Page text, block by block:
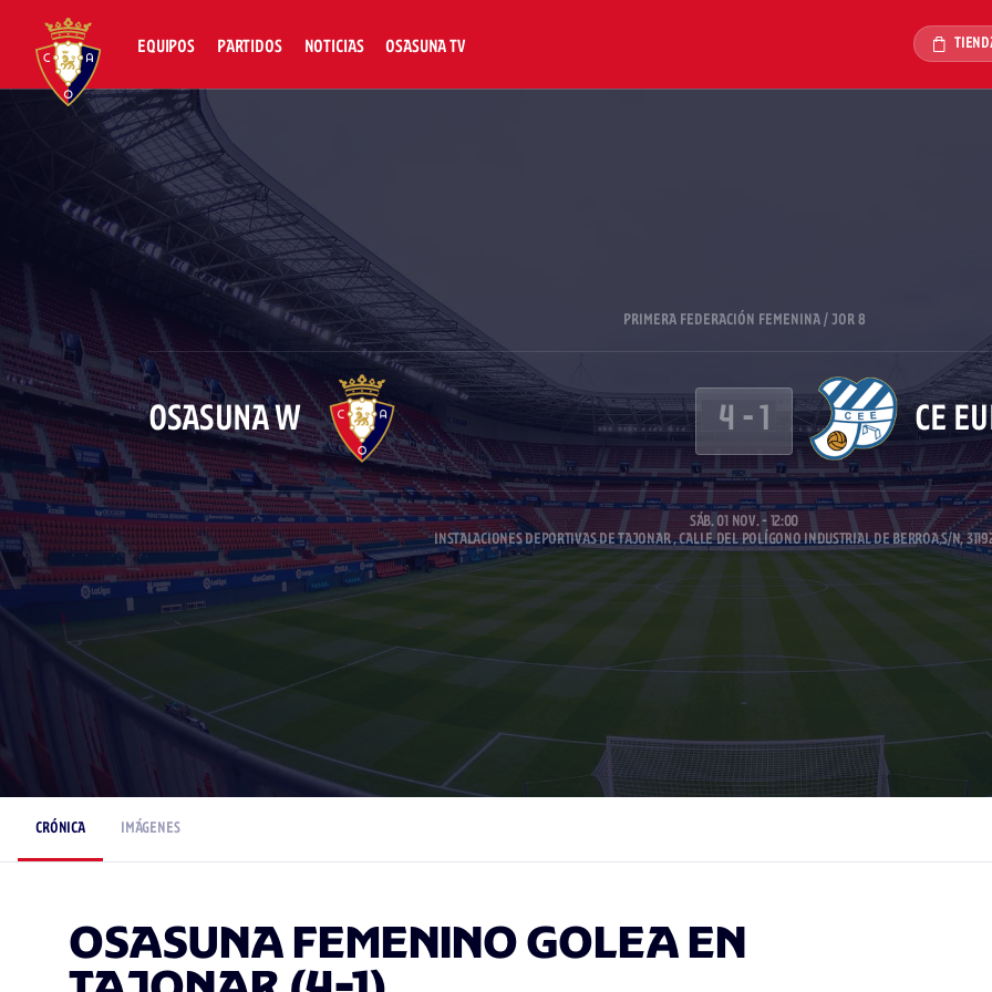
EQUIPOS PARTIDOS NOTICIAS OSASUNA TV
PRIMERA FEDERACIÓN FEMENINA / JOR 8
OSASUNA W 4 -1 CE
SÁB. 01 NOV. - 12:00
INSTALACIONES DEPORTIVAS DE TAJONAR , CALLE DEL POLÍGONO INDUSTRIAL DE BERROA,S/N,
CRÓNICA IMÁGENES
OSASUNA FEMENINO GOLEA EN